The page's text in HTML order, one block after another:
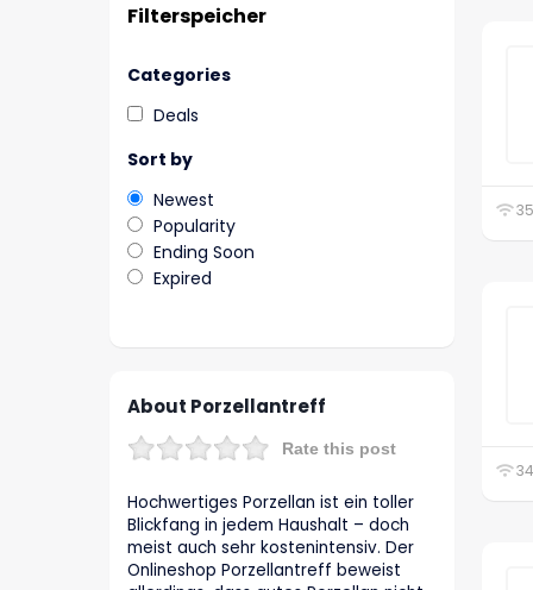
Filterspeicher
Categories
Deals
Sort by
Newest
Popularity
Ending Soon
Expired
About Porzellantreff
Rate this post
Hochwertiges Porzellan ist ein toller
Blickfang in jedem Haushalt – doch
meist auch sehr kostenintensiv. Der
Onlineshop Porzellantreff beweist